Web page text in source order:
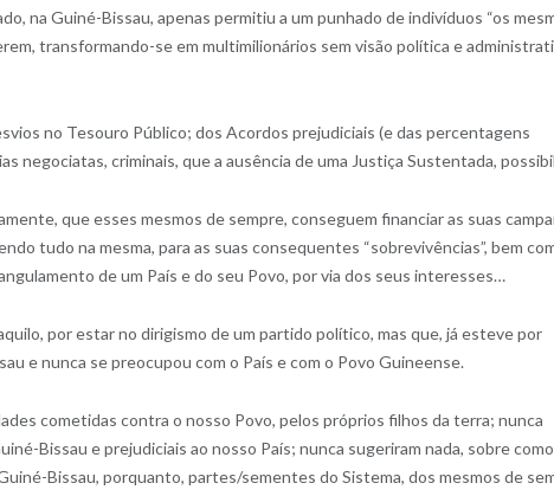
na Guiné-Bissau, apenas permitiu a um punhado de indivíduos “os
transformando-se em multimilionários sem visão política e
no Tesouro Público; dos Acordos prejudiciais (e das percentagens
negociatas, criminais, que a ausência de uma Justiça Sustentada,
que esses mesmos de sempre, conseguem financiar as suas
tudo na mesma, para as suas consequentes “sobrevivências”, bem
de um País e do seu Povo, por via dos seus interesses…
por estar no dirigismo de um partido político, mas que, já esteve por
e nunca se preocupou com o País e com o Povo Guineense.
cometidas contra o nosso Povo, pelos próprios filhos da terra; nunca
Bissau e prejudiciais ao nosso País; nunca sugeriram nada, sobre como
Bissau, porquanto, partes/sementes do Sistema, dos mesmos de